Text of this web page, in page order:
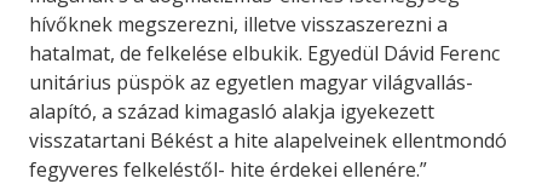
hívőknek megszerezni, illetve visszaszerezni a
hatalmat, de felkelése elbukik. Egyedül Dávid Ferenc
unitárius püspök az egyetlen magyar világvallás-
alapító, a század kimagasló alakja igyekezett
visszatartani Békést a hite alapelveinek ellentmondó
fegyveres felkeléstől- hite érdekei ellenére.”